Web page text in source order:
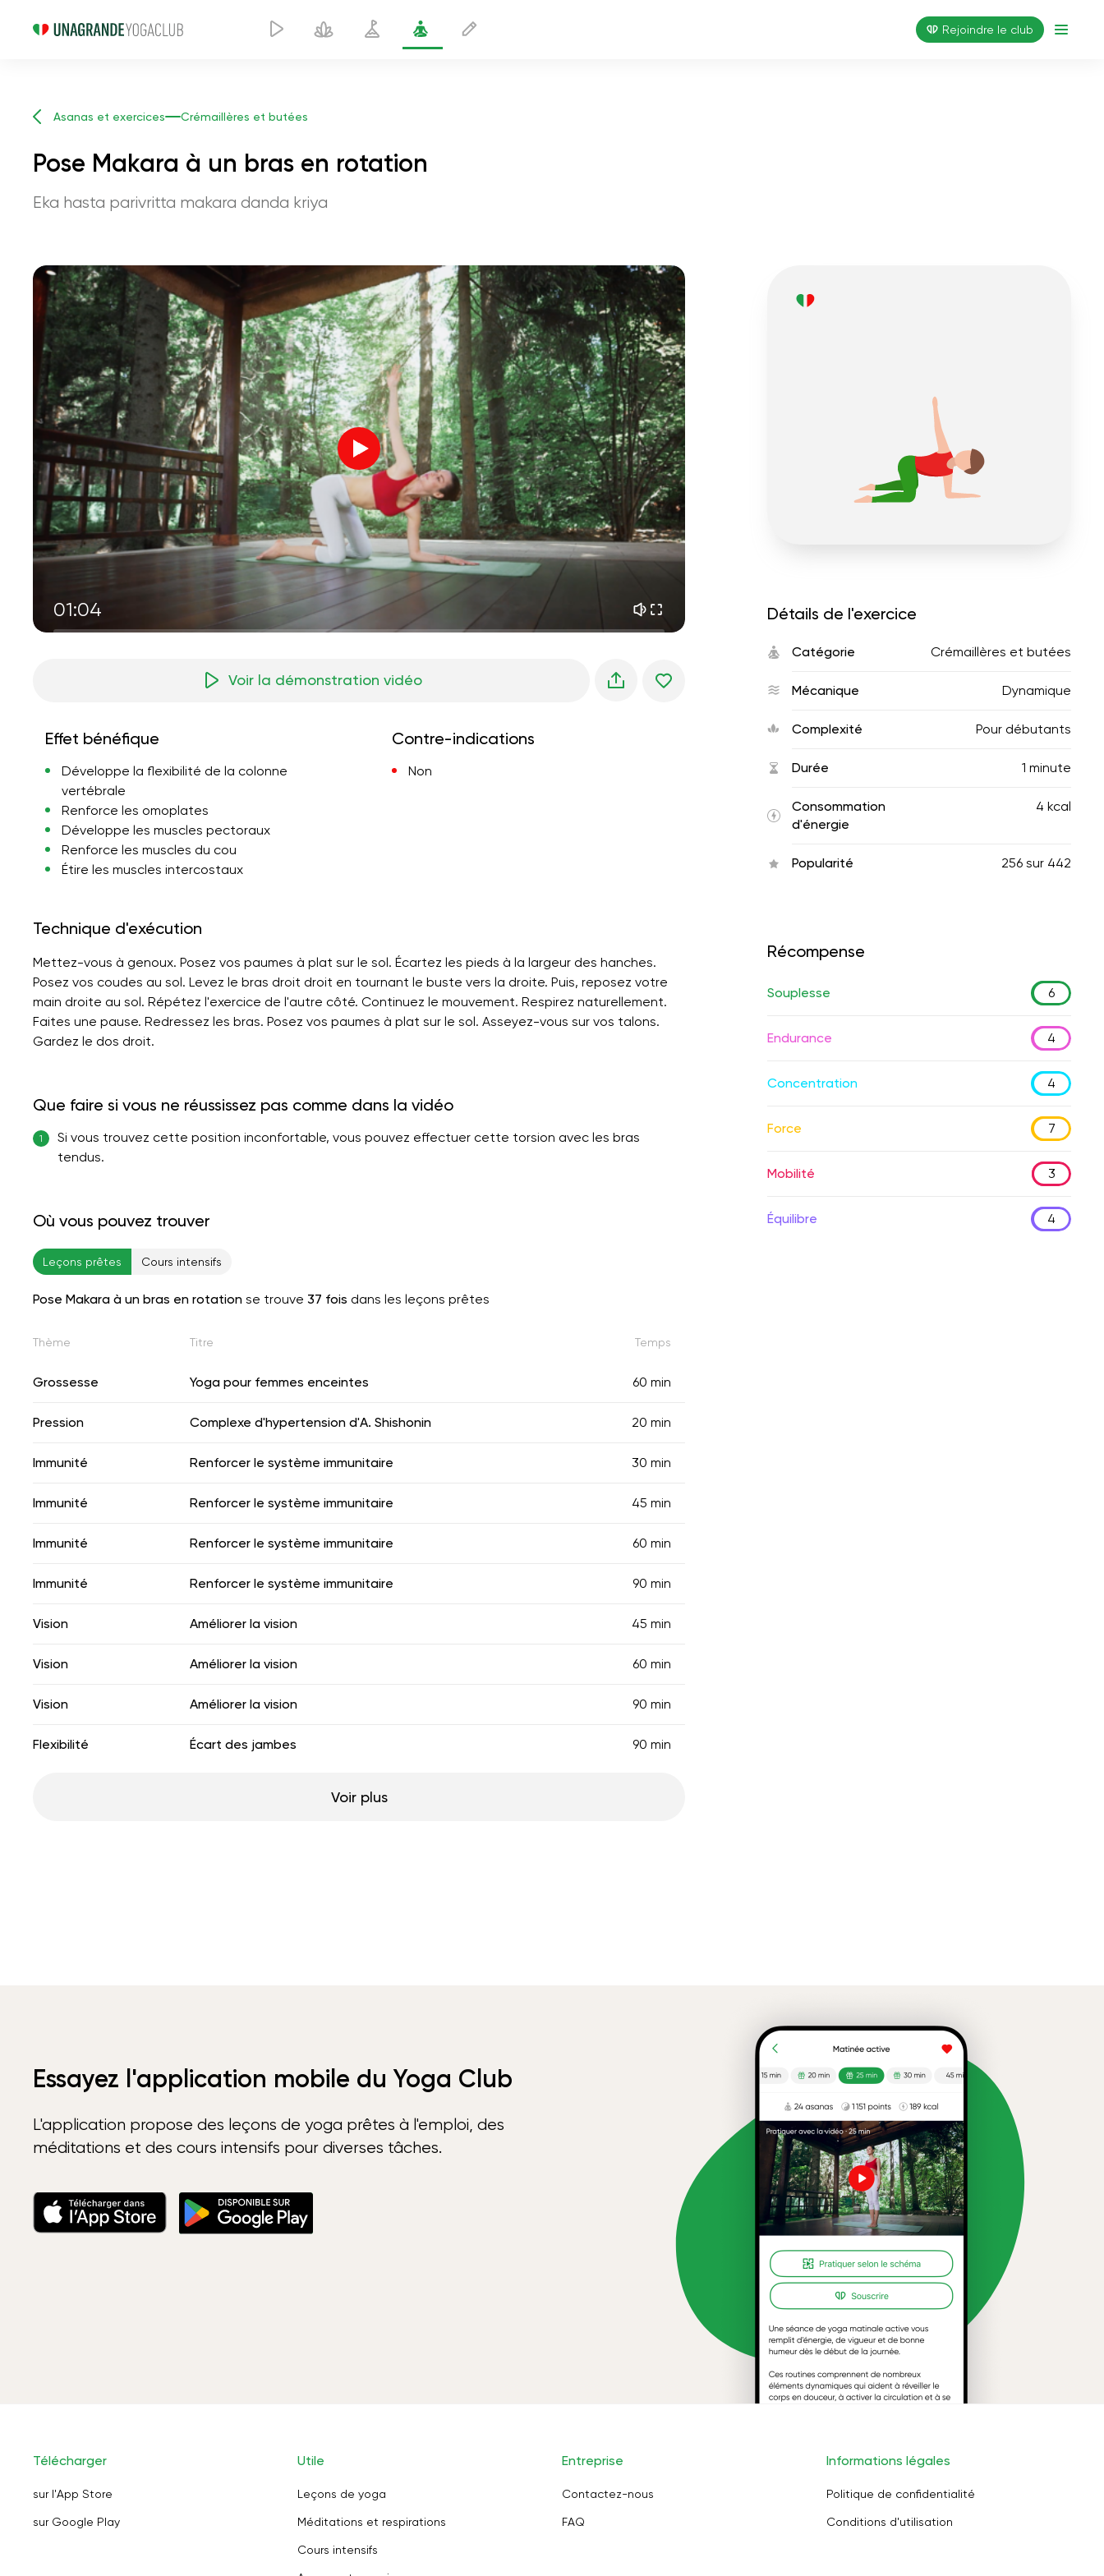
Rejoindre le club
Asanas et exercices Crémaillères et butées
Pose Makara à un bras en rotation
Eka hasta parivritta makara danda kriya
01:04
Voix de l'instructeur
le vol de l'âme 01:44
paix intérieure 01:27
rêves du matin 01:34
fraîcheur de la forêt 05:00
pluie d'été 02:00
silence des montagnes 02:00
brise de mer 02:00
la voix du vent
forêt de printemps
Voir la démonstration vidéo
Effet bénéfique
Développe la flexibilité de la colonne
vertébrale
Renforce les omoplates
Développe les muscles pectoraux
Renforce les muscles du cou
Étire les muscles intercostaux
Contre-indications
Non
Technique d'exécution
Mettez-vous à genoux. Posez vos paumes à plat sur le sol. Écartez les pieds à la largeur des hanches.
Posez vos coudes au sol. Levez le bras droit droit en tournant le buste vers la droite. Puis, reposez votre
main droite au sol. Répétez l'exercice de l'autre côté. Continuez le mouvement. Respirez naturellement.
Faites une pause. Redressez les bras. Posez vos paumes à plat sur le sol. Asseyez-vous sur vos talons.
Gardez le dos droit.
Que faire si vous ne réussissez pas comme dans la vidéo
1
Si vous trouvez cette position inconfortable, vous pouvez effectuer cette torsion avec les bras
tendus.
Où vous pouvez trouver
Leçons prêtes Cours intensifs
Pose Makara à un bras en rotation se trouve 37 fois dans les leçons prêtes
Thème Titre Temps
Grossesse Yoga pour femmes enceintes 60 min
Pression Complexe d'hypertension d'A. Shishonin 20 min
Immunité Renforcer le système immunitaire 30 min
Immunité Renforcer le système immunitaire 45 min
Immunité Renforcer le système immunitaire 60 min
Immunité Renforcer le système immunitaire 90 min
Vision Améliorer la vision 45 min
Vision Améliorer la vision 60 min
Vision Améliorer la vision 90 min
Flexibilité Écart des jambes 90 min
Voir plus
Détails de l'exercice
Catégorie Crémaillères et butées
Mécanique Dynamique
Complexité Pour débutants
Durée 1 minute
Consommation
d'énergie
4 kcal
Popularité 256 sur 442
Récompense
Souplesse 6
Endurance 4
Concentration 4
Force 7
Mobilité 3
Équilibre 4
Essayez l'application mobile du Yoga Club
L'application propose des leçons de yoga prêtes à l'emploi, des
méditations et des cours intensifs pour diverses tâches.
Télécharger
sur l'App Store
sur Google Play
Utile
Leçons de yoga
Méditations et respirations
Cours intensifs
Entreprise
Contactez-nous
FAQ
Informations légales
Politique de confidentialité
Conditions d'utilisation